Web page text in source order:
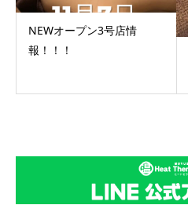
NEWオープン3号店情
報！！！